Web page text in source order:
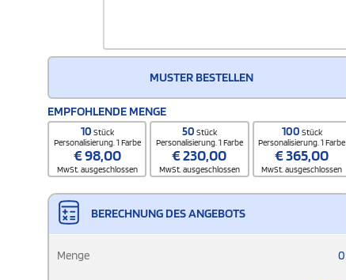
MUSTER BESTELLEN
EMPFOHLENDE MENGE
10 Stück
Personalisierung. 1 Farbe
€98,00
MwSt. ausgeschlossen
50 Stück
Personalisierung. 1 Farbe
€230,00
MwSt. ausgeschlossen
100 Stück
Personalisierung. 1 Farbe
€365,00
MwSt. ausgeschlossen
BERECHNUNG DES ANGEBOTS
Menge 0